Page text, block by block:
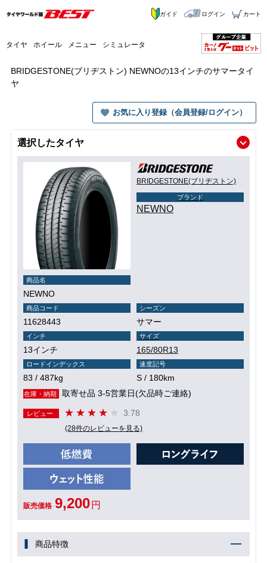
タイヤ ホイール メニュー シミュレータ
ガイド ログイン カート
BRIDGESTONE(ブリヂストン) NEWNOの13インチのサマータイ
ヤ
お気に入り登録（会員登録/ログイン）
選択したタイヤ
BRIDGESTONE(ブリヂストン)
ブランド
NEWNO
商品名
NEWNO
商品コード
11628443
シーズン
サマー
インチ
13インチ
サイズ
165/80R13
ロードインデックス
83 / 487kg
速度記号
S / 180km
在庫・納期 取寄せ品 3-5営業日(欠品時ご連絡)
レビュー 3.78
(28件のレビューを見る)
販売価格 9,200 円
商品特徴